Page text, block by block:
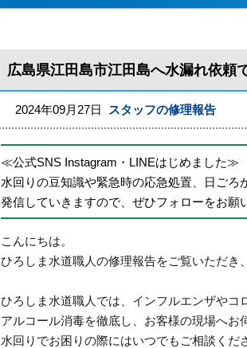
広島県江田島市江田島へ水漏れ依頼
2024年09月27日 スタッフの修理報告
≪公式SNS Instagram・LINEはじめました≫
水回りの豆知識や緊急時の応急処置、日ご
発信していきますので、ぜひフォローをお願
こんにちは。
ひろしま水道職人の修理報告をご覧いただき
ひろしま水道職人では、インフルエンザやコ
アルコール消毒を徹底し、お客様の現場へお
水回りでお困りの際にはいつでもご相談くだ